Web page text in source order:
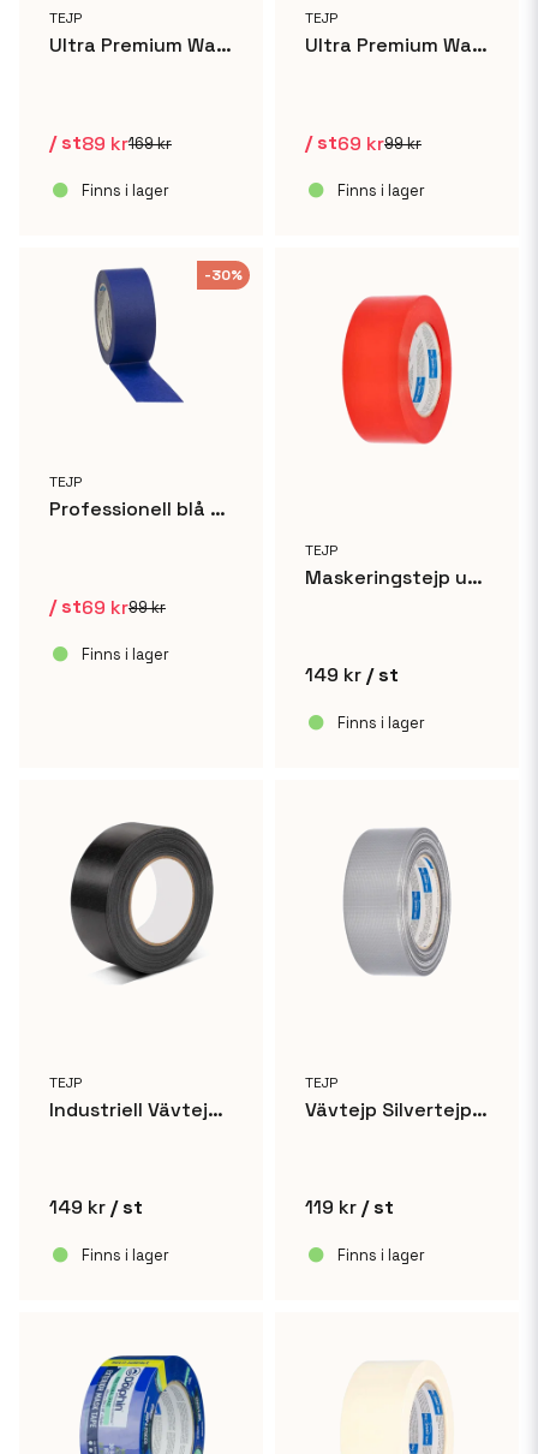
TEJP
Ultra Premium Washi Supertejp - 48mm x 50m
169 kr
89 kr
/ st
Finns i lager
TEJP
Ultra Premium Washi Supertejp - 25mm x 50m
99 kr
69 kr
/ st
Finns i lager
TEJP
Professionell blå målartejp 48mm x 50m
99 kr
69 kr
/ st
Finns i lager
-30%
TEJP
Maskeringstejp utomhus - 48mm x 50m
149 kr / st
Finns i lager
TEJP
Industriell Vävtejp Silvertejp 48mm x 50m
149 kr / st
Finns i lager
TEJP
Vävtejp Silvertejp 48mm x 50m
119 kr / st
Finns i lager